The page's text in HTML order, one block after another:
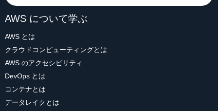
AWS について学ぶ
AWS とは
クラウドコンピューティングとは
AWS のアクセシビリティ
DevOps とは
コンテナとは
データレイクとは